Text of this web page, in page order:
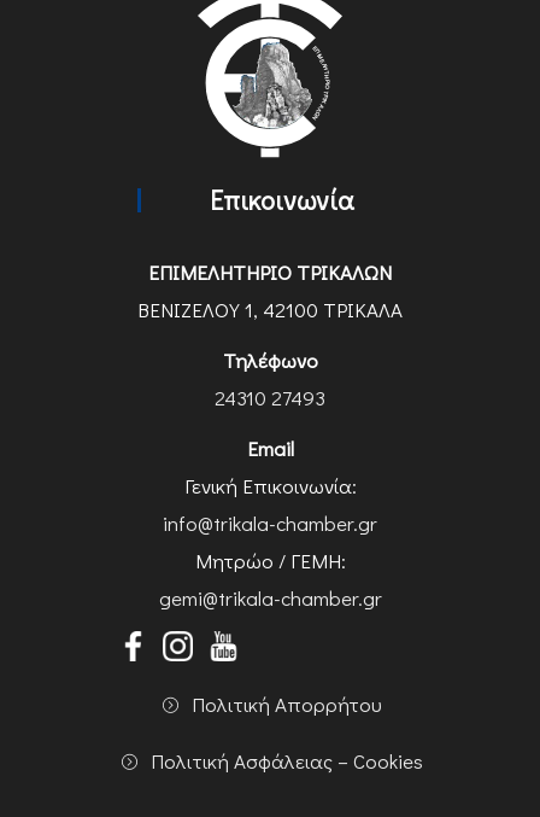
Επικοινωνία
ΕΠΙΜΕΛΗΤΗΡΙΟ ΤΡΙΚΑΛΩΝ
ΒΕΝΙΖΕΛΟΥ 1, 42100 ΤΡΙΚΑΛΑ
Τηλέφωνο
24310 27493
Email
Γενική Επικοινωνία:
info@trikala-chamber.gr
Μητρώο / ΓΕΜΗ:
gemi@trikala-chamber.gr
Πολιτική Απορρήτου
Πολιτική Ασφάλειας – Cookies